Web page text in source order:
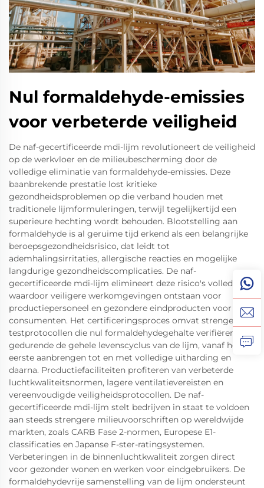
Nul formaldehyde-emissies
voor verbeterde veiligheid
De naf-gecertificeerde mdi-lijm revolutioneert de veiligheid
op de werkvloer en de milieubescherming door de
volledige eliminatie van formaldehyde-emissies. Deze
baanbrekende prestatie lost kritieke
gezondheidsproblemen op die verband houden met
traditionele lijmformuleringen, terwijl tegelijkertijd een
superieure hechting wordt behouden. Blootstelling aan
formaldehyde is al geruime tijd erkend als een belangrijke
beroepsgezondheidsrisico, dat leidt tot
ademhalingsirritaties, allergische reacties en mogelijke
langdurige gezondheidscomplicaties. De naf-
gecertificeerde mdi-lijm elimineert deze risico's volledig,
waardoor veiligere werkomgevingen ontstaan voor
productiepersoneel en gezondere eindproducten voor
consumenten. Het certificeringsproces omvat strenge
testprotocollen die nul formaldehydegehalte verifiëren
gedurende de gehele levenscyclus van de lijm, vanaf het
eerste aanbrengen tot en met volledige uitharding en
daarna. Productiefaciliteiten profiteren van verbeterde
luchtkwaliteitsnormen, lagere ventilatievereisten en
vereenvoudigde veiligheidsprotocollen. De naf-
gecertificeerde mdi-lijm stelt bedrijven in staat te voldoen
aan steeds strengere milieuvoorschriften op wereldwijde
markten, zoals CARB Fase 2-normen, Europese E1-
classificaties en Japanse F-ster-ratingsystemen.
Verbeteringen in de binnenluchtkwaliteit zorgen direct
voor gezonder wonen en werken voor eindgebruikers. De
formaldehydevrije samenstelling van de lijm ondersteunt